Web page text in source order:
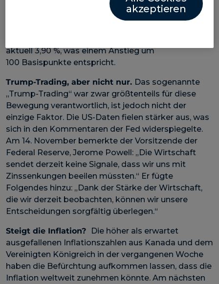
Erwartungen hinsichtlich Zinssenkungen durch die
Federal Reserve für die letzten zwei Monate des
aktuell 3,90 %, was einem Anstieg um
100 Basispunkte entspricht.
Trump-Trading, aber nicht nur. Das sogenannte
„Trump-Trading“ war zwar größtenteils für diese
Bewegung verantwortlich, ist jedoch nicht der
einzige Faktor. Die US-Daten fielen stärker aus, was
sich in den Kommentaren der Fed widerspiegelte.
Am 14. November bemerkte der Vorsitzende der
Federal Reserve, Jerome Powell: „Die Wirtschaft
sendet derzeit keine Signale, dass wir uns mit
Zinssenkungen beeilen müssten.“ Er fügte
Folgendes hinzu: „Dank der Stärke der Wirtschaft,
die wir derzeit beobachten, können wir unsere
Entscheidungen sorgfältig überlegen.“
Steigt die Inflation?
Die höher als erwartet
ausgefallenen Inflationszahlen aus Kanada und dem
Vereinigten Königreich in der vergangenen Woche
haben die Befürchtung aufkommen lassen, dass die
Inflation weltweit zunehmen könnte. Am nächsten
akzeptieren